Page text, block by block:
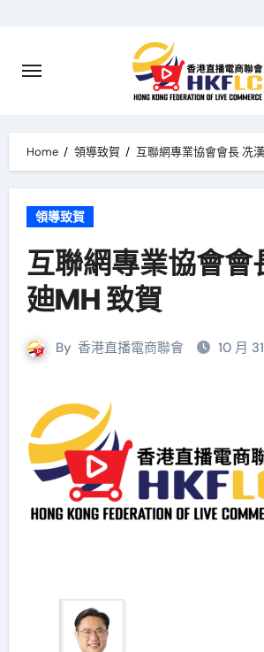
content
Home 領導致賀 互聯網專業協會會長 冼
領導致賀
互聯網專業協會會
廸MH 致賀
By 香港直播電商聯會 10 月